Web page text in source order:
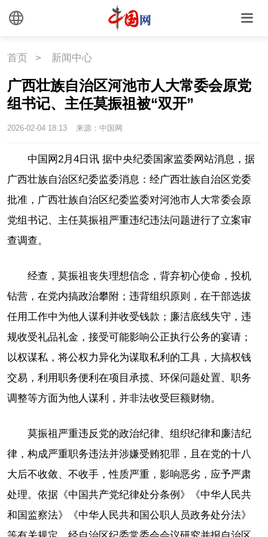
首页 > 新闻中心
广西壮族自治区河池市人大常委会原党
组书记、主任莫振祖被“双开”
2026-02-04 18:13 来源：中国网
中国网2月4日讯 据中央纪委国家监委网站消息，据
广西壮族自治区纪委监委消息：经广西壮族自治区党委
批准，广西壮族自治区纪委监委对河池市人大常委会原
党组书记、主任莫振祖严重违纪违法问题进行了立案审
查调查。
经查，莫振祖丧失理想信念，背弃初心使命，投机
钻营，在党内搞政治攀附；违背组织原则，在干部选拔
任用工作中为他人谋利并收受钱款；廉洁底线失守，违
规收受礼品礼金，接受可能影响公正执行公务的宴请；
以权谋私，将公权力异化为谋取私利的工具，大搞权钱
交易，利用职务便利在项目承揽、环保问题处置、职务
调整等方面为他人谋利，并非法收受巨额财物。
莫振祖严重违反党的政治纪律、组织纪律和廉洁纪
律，构成严重职务违法并涉嫌受贿犯罪，且在党的十八
大后不收敛、不收手，性质严重，影响恶劣，应予严肃
处理。依据《中国共产党纪律处分条例》《中华人民共
和国监察法》《中华人民共和国公职人员政务处分法》